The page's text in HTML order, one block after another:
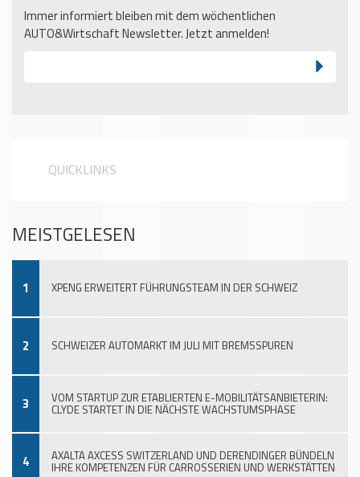
Immer informiert bleiben mit dem wöchentlichen
AUTO&Wirtschaft Newsletter. Jetzt anmelden!
QUICKLINKS
MEISTGELESEN
1 XPENG ERWEITERT FÜHRUNGSTEAM IN DER SCHWEIZ
2 SCHWEIZER AUTOMARKT IM JULI MIT BREMSSPUREN
3 VOM STARTUP ZUR ETABLIERTEN E-MOBILITÄTSANBIETERIN:
CLYDE STARTET IN DIE NÄCHSTE WACHSTUMSPHASE
4 AXALTA AXCESS SWITZERLAND UND DERENDINGER BÜNDELN
IHRE KOMPETENZEN FÜR CARROSSERIEN UND WERKSTÄTTEN